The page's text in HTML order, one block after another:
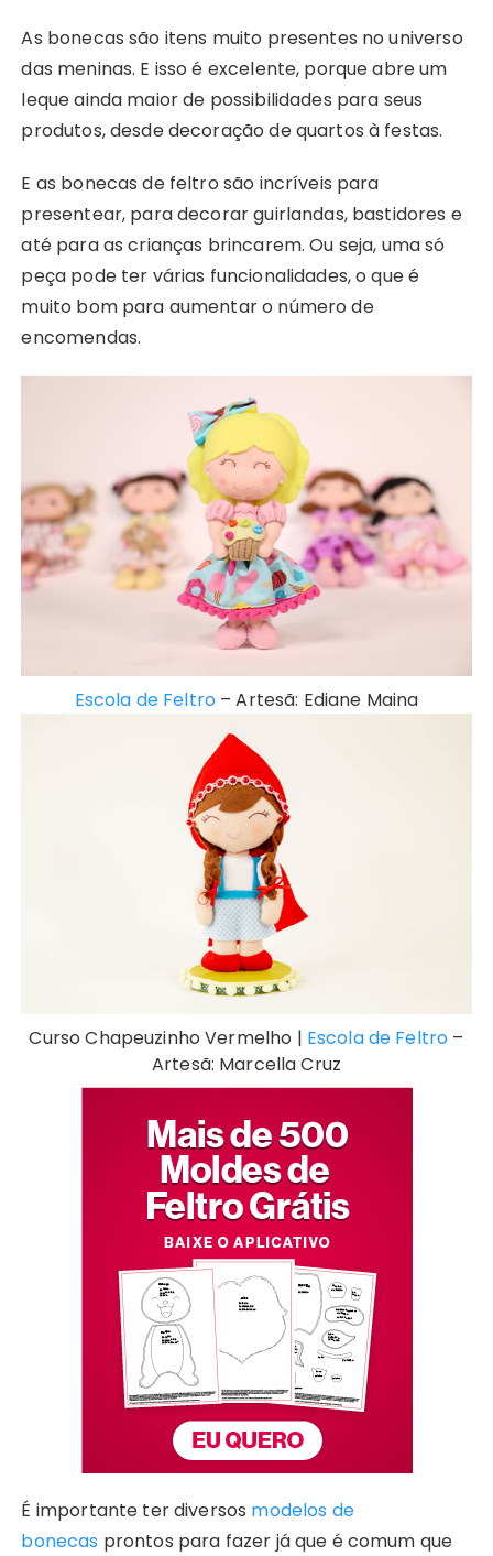
As bonecas são itens muito presentes no universo
das meninas. E isso é excelente, porque abre um
leque ainda maior de possibilidades para seus
produtos, desde decoração de quartos à festas.
E as bonecas de feltro são incríveis para
presentear, para decorar guirlandas, bastidores e
até para as crianças brincarem. Ou seja, uma só
peça pode ter várias funcionalidades, o que é
muito bom para aumentar o número de
encomendas.
Escola de Feltro– Artesã: Ediane Maina
Curso Chapeuzinho Vermelho | Escola de Feltro –
Artesã: Marcella Cruz
É importante ter diversos modelos de
bonecas prontos para fazer já que é comum que